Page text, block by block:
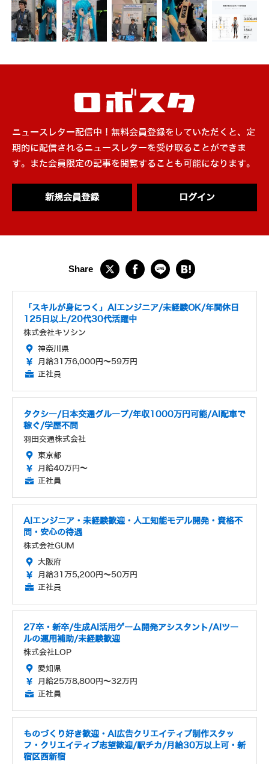
ニュースレター配信中！無料会員登録をしていただくと、定
期的に配信されるニュースレターを受け取ることができま
す。また会員限定の記事を閲覧することも可能になります。
新規会員登録 ログイン
「スキルが身につく」AIエンジニア/未経験OK/年間休日
125日以上/20代30代活躍中
株式会社キソシン
神奈川県
月給31万6,000円～59万円
正社員
タクシー/日本交通グループ/年収1000万円可能/AI配車で
稼ぐ/学歴不問
羽田交通株式会社
東京都
月給40万円～
正社員
AIエンジニア・未経験歓迎・人工知能モデル開発・資格不
問・安心の待遇
株式会社GUM
大阪府
月給31万5,200円～50万円
正社員
27卒・新卒/生成AI活用ゲーム開発アシスタント/AIツー
ルの運用補助/未経験歓迎
株式会社LOP
愛知県
月給25万8,800円～32万円
正社員
ものづくり好き歓迎・AI広告クリエイティブ制作スタッ
フ・クリエイティブ志望歓迎/駅チカ/月給30万以上可・新
宿区西新宿